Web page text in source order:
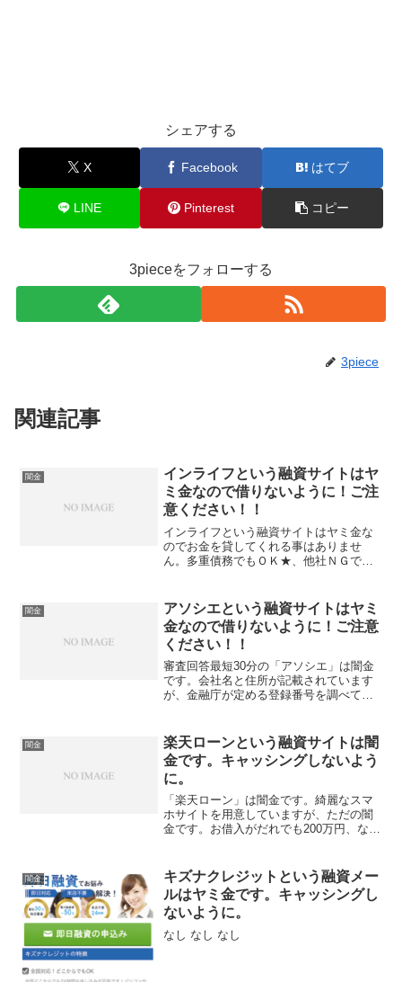
シェアする
X Facebook はてブ
LINE Pinterest コピー
3pieceをフォローする
3piece
関連記事
闇金
インライフという融資サイトはヤ
ミ金なので借りないように！ご注
意ください！！
インライフという融資サイトはヤミ金な
のでお金を貸してくれる事はありませ
ん。多重債務でもＯＫ★、他社ＮＧでも
餌です。このサイトに記載されている情
報を調べてみました、貸金業...
闇金
アソシエという融資サイトはヤミ
金なので借りないように！ご注意
ください！！
審査回答最短30分の「アソシエ」は闇金
です。会社名と住所が記載されています
が、金融庁が定める登録番号を調べてみ
イトを用意していますが、ただの闇金で
す。あなたのお悩み解決...
闇金
楽天ローンという融資サイトは闇
金です。キャッシングしないよう
に。
「楽天ローン」は闇金です。綺麗なスマ
ホサイトを用意していますが、ただの闇
金です。お借入がだれでも200万円、なん
ある事は全部ウソです、信じないように
して下さい！こんな悪...
闇金
キズナクレジットという融資メー
ルはヤミ金です。キャッシングし
ないように。
なし なし なし